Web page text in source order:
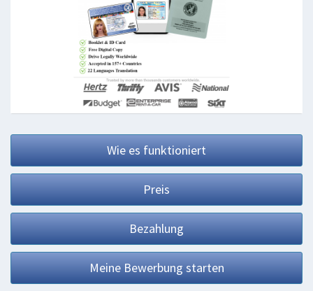
Wie es funktioniert
Preis
Bezahlung
Meine Bewerbung starten